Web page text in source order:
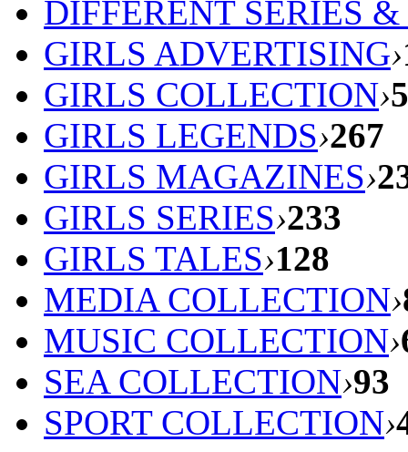
DIFFERENT SERIES
GIRLS ADVERTISING›
GIRLS COLLECTION›
GIRLS LEGENDS›267
GIRLS MAGAZINES›
GIRLS SERIES›233
GIRLS TALES›128
MEDIA COLLECTION›
MUSIC COLLECTION›
SEA COLLECTION›93
SPORT COLLECTION›